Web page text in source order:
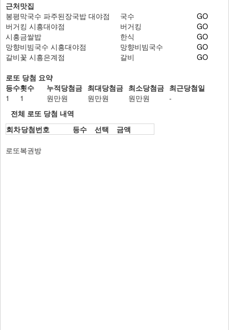
근처맛집
봉평막국수 파주된장국밥 대야점
국수
GO
버거킹 시흥대야점
버거킹
GO
시흥금쌀밥
한식
GO
망향비빔국수 시흥대야점
망향비빔국수
GO
갈비꽃 시흥은계점
갈비
GO
로또 당첨 요약
등수횟수 누적당첨금 최대당첨금 최소당첨금 최근당첨일
1
1 원만원 원만원 원만원
-
전체 로또 당첨 내역
회차당첨번호 등수 선택 금액
로또복권방